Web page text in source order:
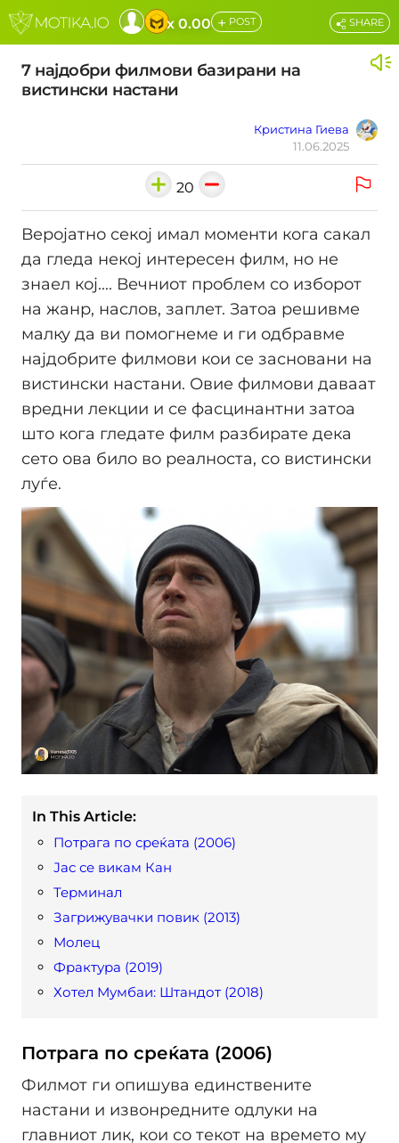
x 0.00 + POST
7 најдобри филмови базирани на
вистински настани
Кристина Гиева
11.06.2025
SHARE
20
Веројатно секој имал моменти кога сакал
да гледа некој интересен филм, но не
знаел кој.... Вечниот проблем со изборот
на жанр, наслов, заплет. Затоа решивме
малку да ви помогнеме и ги одбравме
најдобрите филмови кои се засновани на
вистински настани. Овие филмови даваат
вредни лекции и се фасцинантни затоа
што кога гледате филм разбирате дека
сето ова било во реалноста, со вистински
луѓе.
In This Article:
Потрага по среќата (2006)
Јас се викам Кан
Терминал
Загрижувачки повик (2013)
Молец
Фрактура (2019)
Хотел Мумбаи: Штандот (2018)
Потрага по среќата (2006)
Филмот ги опишува единствените
настани и извонредните одлуки на
главниот лик, кои со текот на времето му